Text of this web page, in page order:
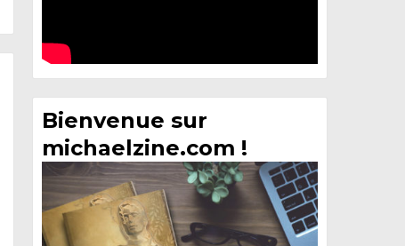
Bienvenue sur
michaelzine.com !